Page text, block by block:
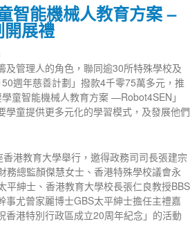
智能機械人教育方案 –
展禮
及管理人的角色，聯同逾30所特殊學校及
週年慈善計劃」撥款4千零75萬多元，推
童智能機械人教育方案 —Robot4SEN」
學童提供更多元化的學習模式，及發展他們
港教育大學舉行，邀得政務司司長張建宗
務總監顏傑慧女士、香港特殊學校議會永
平紳士、香港教育大學校長張仁良教授BBS
事尤曾家麗博士GBS太平紳士擔任主禮嘉
香港特別行政區成立20周年紀念」的活動